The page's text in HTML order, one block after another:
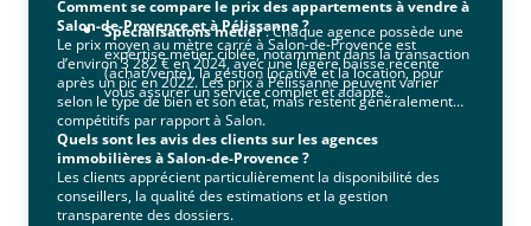
Spécialisations métier: Chaque agence possède une
expertise métier ciblée, notamment dans la transaction
(achat/vente), la gestion locative et la location, pour
vous assurer un service complet et adapté.
Comment se compare le prix des appartements à vendre à
Salon-de-Provence et à Pélissanne ?
Le prix moyen au mètre carré à Salon-de-Provence est
d’environ 3 282 € en 2024, avec une légère baisse récente
après un pic en 2022. Les prix à Pélissanne peuvent varier
selon le type de bien et son état, mais restent généralement
compétitifs par rapport à Salon.
Quels sont les avis des clients sur les agences
immobilières à Salon-de-Provence ?
Les clients apprécient particulièrement la disponibilité des
conseillers, la qualité des estimations et la gestion
transparente des dossiers.